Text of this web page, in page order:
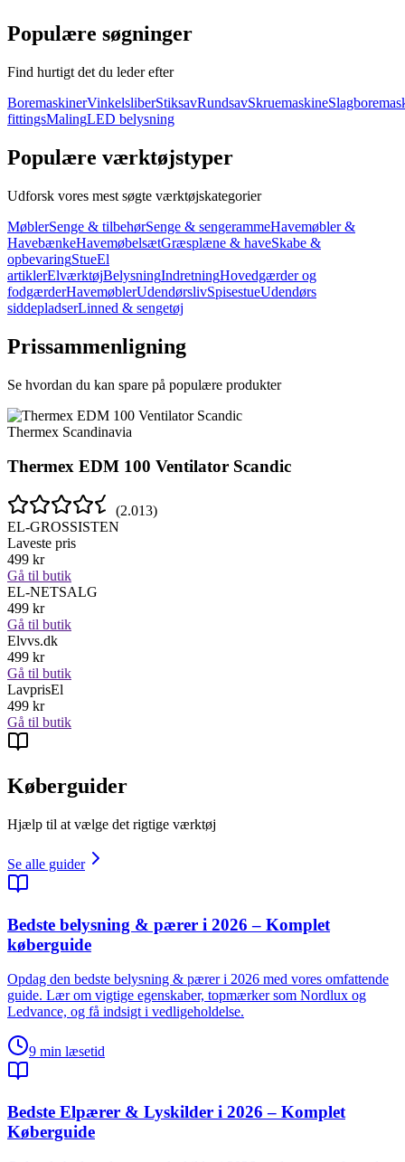
Populære søgninger
Find hurtigt det du leder efter
BoremaskinerVinkelsliberStiksavRundsavSkruemaskine
fittingsMalingLED belysning
Populære værktøjstyper
Udforsk vores mest søgte værktøjskategorier
MøblerSenge & tilbehørSenge & sengerammeHavemøbler &
HavebænkeHavemøbelsætGræsplæne & haveSkabe &
opbevaringStueEl
artiklerElværktøjBelysningIndretningHovedgærder og
fodgærderHavemøblerUdendørslivSpisestueUdendørs
siddepladserLinned & sengetøj
Prissammenligning
Se hvordan du kan spare på populære produkter
Thermex Scandinavia
Thermex EDM 100 Ventilator Scandic
(2.013)
EL-GROSSISTEN
Laveste pris
499 kr
Gå til butik
EL-NETSALG
499 kr
Gå til butik
Elvvs.dk
499 kr
Gå til butik
LavprisEl
499 kr
Gå til butik
Køberguider
Hjælp til at vælge det rigtige værktøj
Se alle guider
Bedste belysning & pærer i 2026 – Komplet
køberguide
Opdag den bedste belysning & pærer i 2026 med vores omfattende
guide. Lær om vigtige egenskaber, topmærker som Nordlux og
Ledvance, og få indsigt i vedligeholdelse.
9 min læsetid
Bedste Elpærer & Lyskilder i 2026 – Komplet
Køberguide